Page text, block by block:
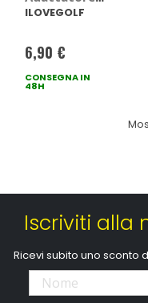
portalampada
- ILOVEGOLF
Volkswagen Golf VI
ILOVEGOLF
6,90 €
CONSEGNA IN
48H
Iscriviti alla
Ricevi subito uno sconto